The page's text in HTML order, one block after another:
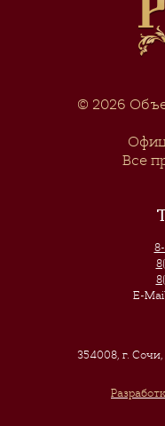
© 2026
Все
E-
354008, г. Сочи,